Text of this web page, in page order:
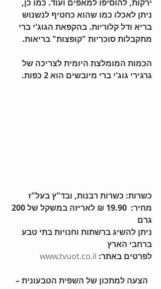
ירקות, להוסיפו למאפים ועוד. כמו כן,
ניתן לאכלו כמו שהוא כחטיף לנשנוש
בריא ודל קלוריות. בהקפאת הגוג'י ברי
מתקבלות סוכריות "קופצות" בריאות.
הכמות המומלצת היומית לצריכה של
גרגירי גוג'י ברי מיובשים הוא 2 כפות.
כשרות: כשרות רבנות, ובד"ץ בעל"ז
גרם
ניתן להשיג ברשתות וחנויות בתי טבע
ברחבי הארץ
לפרטים באתר: www.tvuot.co.il
הצעה למתכון של השפית הטבעונית –